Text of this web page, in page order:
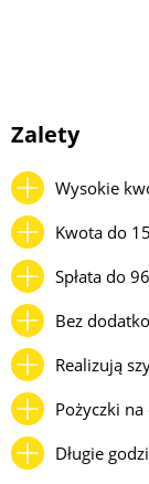
Zalety
Wysokie
Kwota do
Spłata do
Bez
Realizują
Pożyczki
Długie